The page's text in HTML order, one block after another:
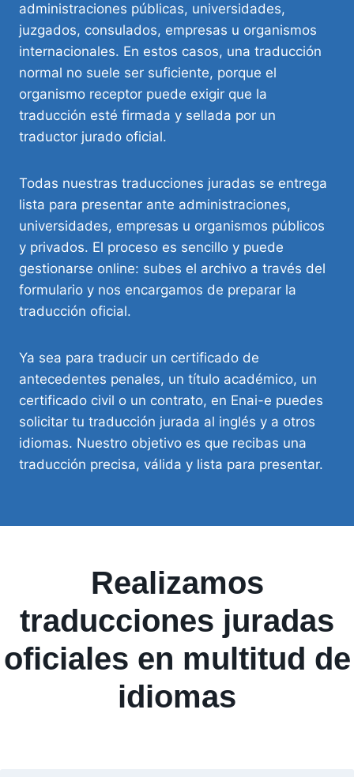
administraciones públicas, universidades,
juzgados, consulados, empresas u organismos
internacionales. En estos casos, una traducción
normal no suele ser suficiente, porque el
organismo receptor puede exigir que la
traducción esté firmada y sellada por un
traductor jurado oficial.
Todas nuestras traducciones juradas se entrega
lista para presentar ante administraciones,
universidades, empresas u organismos públicos
y privados. El proceso es sencillo y puede
gestionarse online: subes el archivo a través del
formulario y nos encargamos de preparar la
traducción oficial.
Ya sea para traducir un certificado de
antecedentes penales, un título académico, un
certificado civil o un contrato, en Enai-e puedes
solicitar tu traducción jurada al inglés y a otros
idiomas. Nuestro objetivo es que recibas una
traducción precisa, válida y lista para presentar.
Realizamos
traducciones juradas
oficiales en multitud de
idiomas